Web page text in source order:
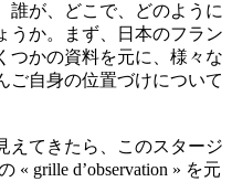
誰が、どこで、どのように
うか。まず、日本のフラン
つかの資料を元に、様々な
ご自身の位置づけについて
てきたら、このスタージ
« grille d’observation » を元